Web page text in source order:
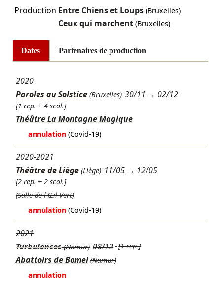
Production Entre Chiens et Loups(Bruxelles)
Ceux qui marchent(Bruxelles)
Dates Partenaires de production
2020
Paroles au Solstice(Bruxelles) 30/11→02/12
[1 rep. + 4 scol.]
Théâtre La Montagne Magique
annulation (Covid-19)
2020-2021
Théâtre de Liège(Liège) 11/05→12/05
[2 rep. + 2 scol.]
(Salle de l'Œil Vert)
annulation (Covid-19)
2021
Turbulences(Namur) 08/12 [1 rep.]
Abattoirs de Bomel (Namur)
annulation